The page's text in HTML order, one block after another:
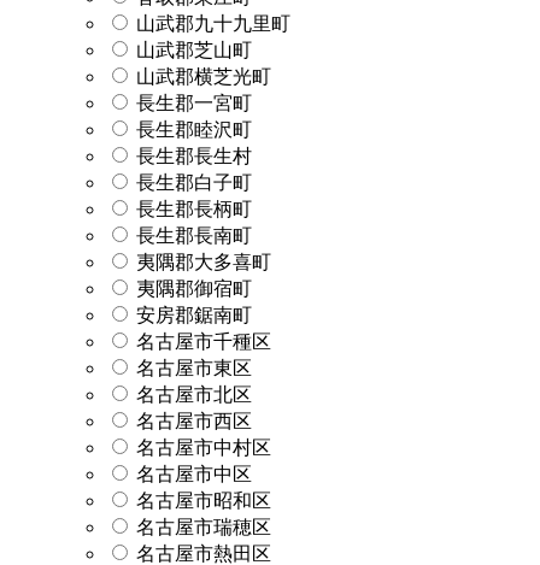
山武郡九十九里町
山武郡芝山町
山武郡横芝光町
長生郡一宮町
長生郡睦沢町
長生郡長生村
長生郡白子町
長生郡長柄町
長生郡長南町
夷隅郡大多喜町
夷隅郡御宿町
安房郡鋸南町
名古屋市千種区
名古屋市東区
名古屋市北区
名古屋市西区
名古屋市中村区
名古屋市中区
名古屋市昭和区
名古屋市瑞穂区
名古屋市熱田区